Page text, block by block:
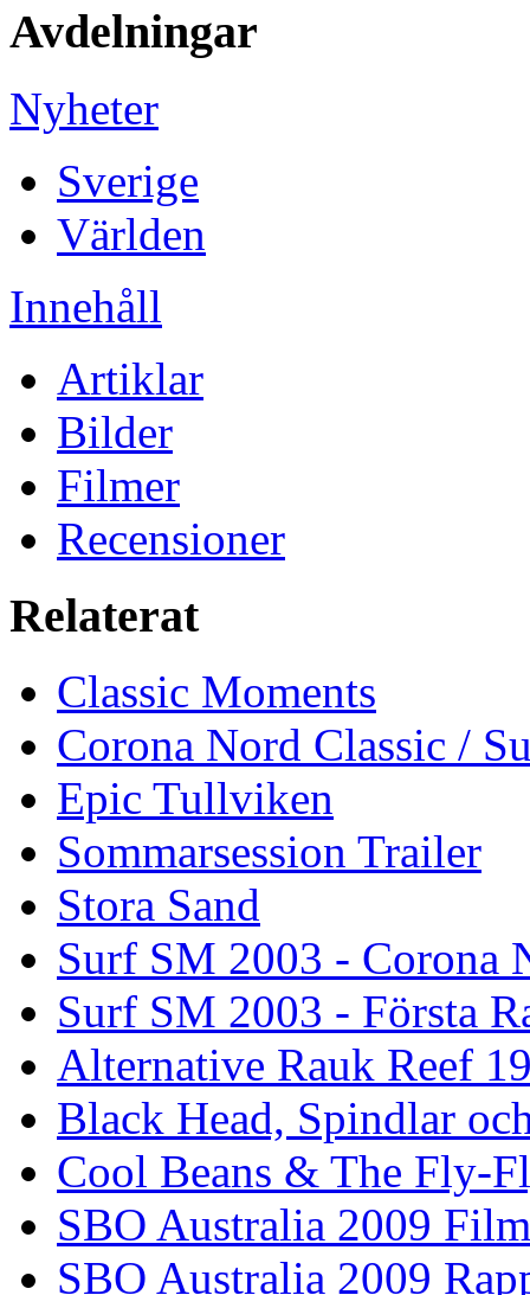
Avdelningar
Nyheter
Sverige
Världen
Innehåll
Artiklar
Bilder
Filmer
Recensioner
Relaterat
Classic Moments
Corona Nord Classic /
Epic Tullviken
Sommarsession Trailer
Stora Sand
Surf SM 2003 - Corona
Surf SM 2003 - Första
Alternative Rauk Reef
Black Head, Spindlar
Cool Beans & The Fly-
SBO Australia 2009 Film
SBO Australia 2009